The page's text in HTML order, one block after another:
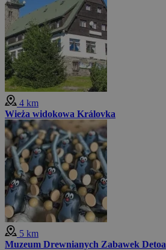
4 km
Wieża widokowa Královka
5 km
Muzeum Drewnianych Zabawek Detoa